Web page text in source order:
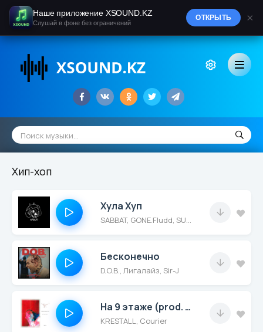
Хип-хоп
Хула Хуп
SABBAT, GONE.Fludd, SUPERIOR.CAT.PROTEUS
Бесконечно
D.O.B., Лигалайз, Sir-J
На 9 этаже (prod. by 24ADEN)
KRESTALL, Courier
Наше приложение XSOUND.KZ
Слушай в фоне без ограничений
ОТКРЫТЬ ×